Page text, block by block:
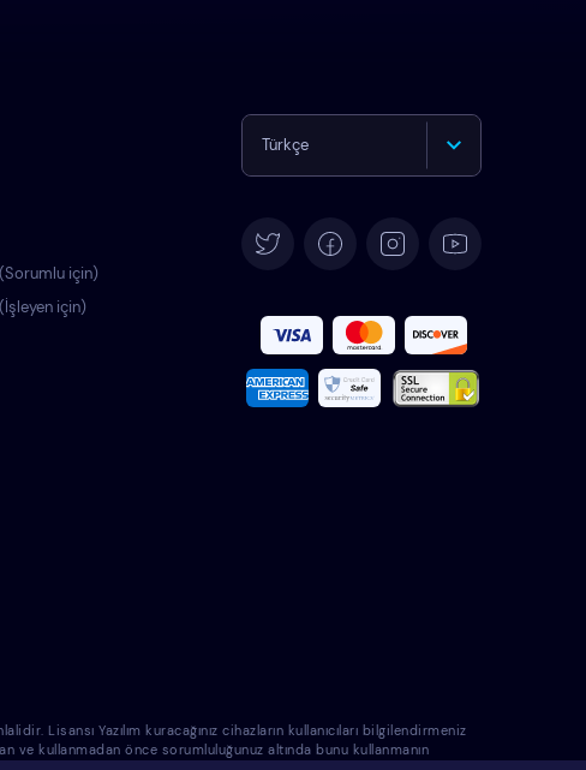
(Sorumlu için)
(İşleyen için)
Türkçe
Español
Français
Svenska
Lisansı Yazılım kuracağınız cihazların kullanıcıları bilgilendirmeniz
ve kullanmadan önce sorumluluğunuz altında bunu kullanmanın